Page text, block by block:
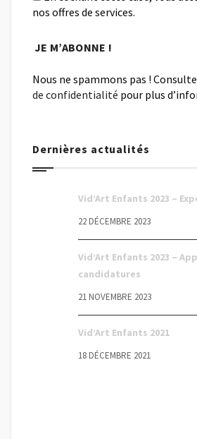
nos offres de services.
Nous ne spammons pas !
de confidentialité pour plus
Dernières actualités
Vid’Art Enfants 2023 –
22 DÉCEMBRE 2023
Vid’Art Enfants 2023 –
candidatures
21 NOVEMBRE 2023
Vid’Art Enfants 2021
18 DÉCEMBRE 2021